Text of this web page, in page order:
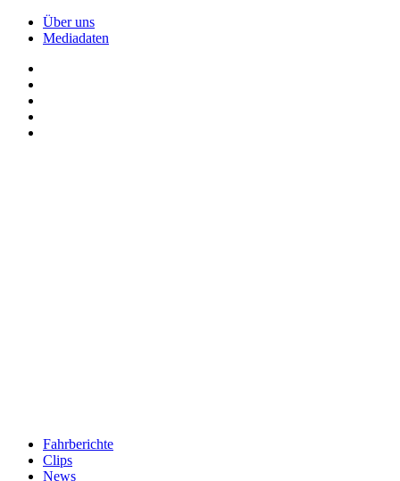
Über uns
Mediadaten
Fahrberichte
Clips
News